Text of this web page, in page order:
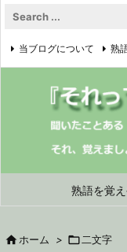
熟語を覚
当ブログについて 熟
プライバシーポリシー
 ホーム >  二文字